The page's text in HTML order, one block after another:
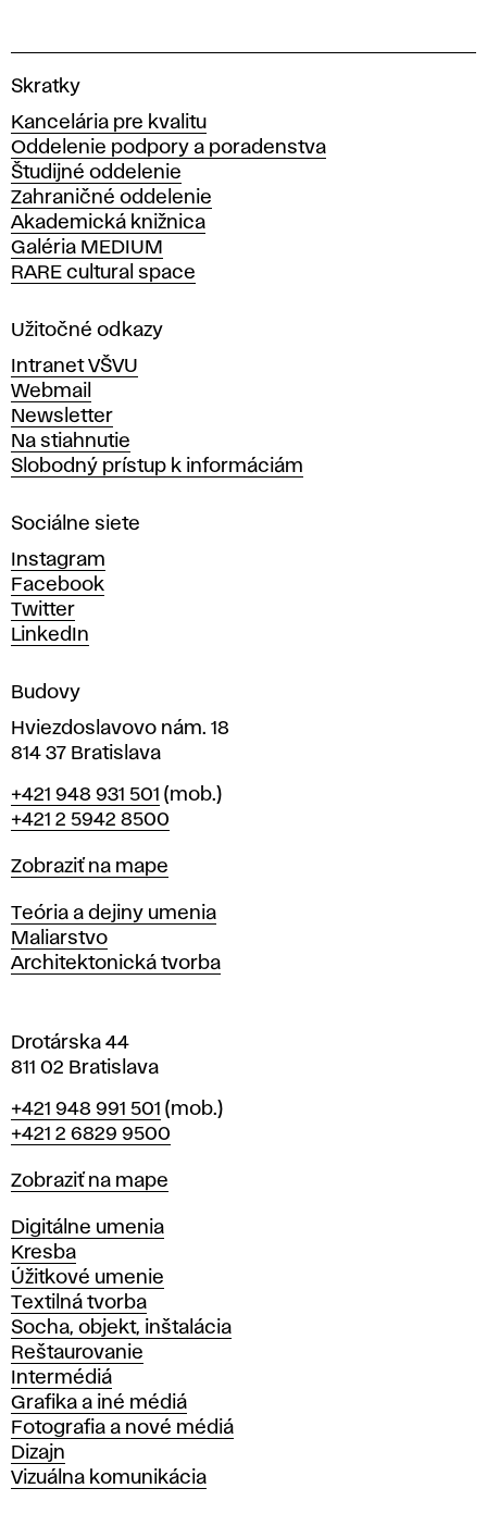
V
s
o
k
á
š
k
o
a
ý
t
v
a
r
ý
c
h
u
m
e
í
v
r
a
i
l
a
v
Skratky
Kancelária pre kvalitu
Oddelenie podpory a poradenstva
Študijné oddelenie
Zahraničné oddelenie
Akademická knižnica
Galéria MEDIUM
RARE cultural space
Užitočné odkazy
Intranet VŠVU
Webmail
Newsletter
Na stiahnutie
Slobodný prístup k informáciám
Sociálne siete
Instagram
Facebook
Twitter
LinkedIn
Budovy
Hviezdoslavovo nám. 18
814 37 Bratislava
Telefón
+421 948 931 501 (mob.)
+421 2 5942 8500
Mapa
Zobraziť na mape
Katedry
Teória a dejiny umenia
Maliarstvo
Architektonická tvorba
Drotárska 44
811 02 Bratislava
Telefón
+421 948 991 501 (mob.)
+421 2 6829 9500
Mapa
Zobraziť na mape
Katedry
Digitálne umenia
Kresba
Úžitkové umenie
Textilná tvorba
Socha, objekt, inštalácia
Reštaurovanie
Intermédiá
Grafika a iné médiá
Fotografia a nové médiá
Dizajn
Vizuálna komunikácia